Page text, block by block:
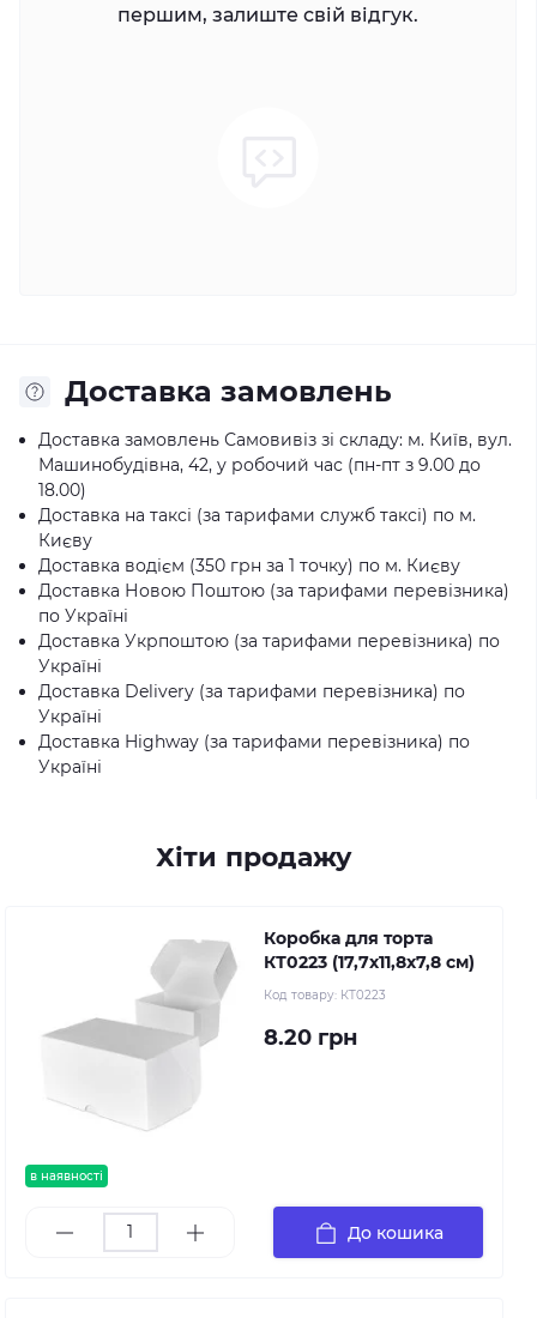
першим, залиште свій відгук.
Доставка замовлень
Доставка замовлень Самовивіз зі складу: м. Київ, вул.
Машинобудівна, 42, у робочий час (пн-пт з 9.00 до
18.00)
Доставка на таксі (за тарифами служб таксі) по м.
Києву
Доставка водієм (350 грн за 1 точку) по м. Києву
Доставка Новою Поштою (за тарифами перевізника)
по Україні
Доставка Укрпоштою (за тарифами перевізника) по
Україні
Доставка Delivery (за тарифами перевізника) по
Україні
Доставка Highway (за тарифами перевізника) по
Україні
Хіти продажу
в наявності
Коробка для торта
КТ0223 (17,7х11,8х7,8 см)
Код товару: КТ0223
8.20 грн
До кошика